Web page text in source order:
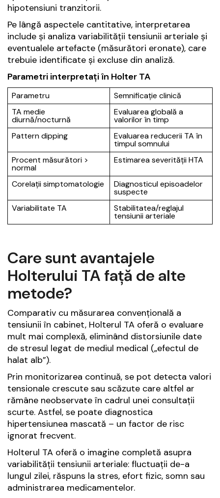
hipotensiuni tranzitorii.
Pe lângă aspectele cantitative, interpretarea
include și analiza variabilității tensiunii arteriale și
eventualele artefacte (măsurători eronate), care
trebuie identificate și excluse din analiză.
Parametri interpretați în Holter TA
Parametru
Semnificație clinică
TA medie
diurnă/nocturnă
Evaluarea globală a
valorilor în timp
Pattern dipping
Evaluarea reducerii TA în
timpul somnului
Procent măsurători >
normal
Estimarea severității HTA
Corelații simptomatologie Diagnosticul episoadelor
suspecte
Variabilitate TA
Stabilitatea/reglajul
tensiunii arteriale
Care sunt avantajele
Holterului TA față de alte
metode?
Comparativ cu măsurarea convențională a
tensiunii în cabinet, Holterul TA oferă o evaluare
mult mai complexă, eliminând distorsiunile date
de stresul legat de mediul medical („efectul de
halat alb”).
Prin monitorizarea continuă, se pot detecta valori
tensionale crescute sau scăzute care altfel ar
rămâne neobservate în cadrul unei consultații
scurte. Astfel, se poate diagnostica
hipertensiunea mascată – un factor de risc
ignorat frecvent.
Holterul TA oferă o imagine completă asupra
variabilității tensiunii arteriale: fluctuații de-a
lungul zilei, răspuns la stres, efort fizic, somn sau
administrarea medicamentelor.